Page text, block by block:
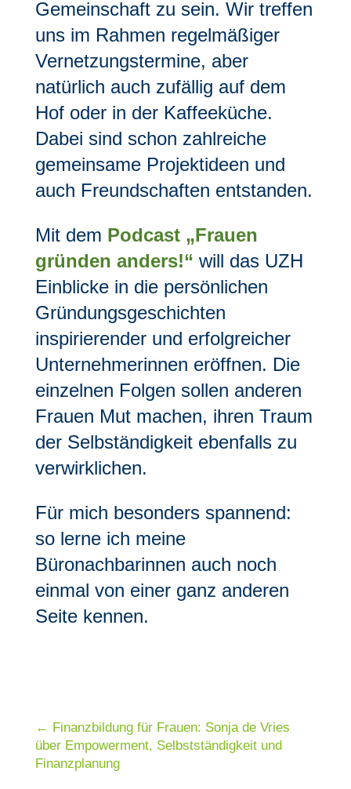
Gemeinschaft zu sein. Wir treffen
uns im Rahmen regelmäßiger
Vernetzungstermine, aber
natürlich auch zufällig auf dem
Hof oder in der Kaffeeküche.
Dabei sind schon zahlreiche
gemeinsame Projektideen und
auch Freundschaften entstanden.
Mit dem Podcast „Frauen
gründen anders!“ will das UZH
Einblicke in die persönlichen
Gründungsgeschichten
inspirierender und erfolgreicher
Unternehmerinnen eröffnen. Die
einzelnen Folgen sollen anderen
Frauen Mut machen, ihren Traum
der Selbständigkeit ebenfalls zu
verwirklichen.
Für mich besonders spannend:
so lerne ich meine
Büronachbarinnen auch noch
einmal von einer ganz anderen
Seite kennen.
← Finanzbildung für Frauen: Sonja de Vries
über Empowerment, Selbstständigkeit und
Finanzplanung